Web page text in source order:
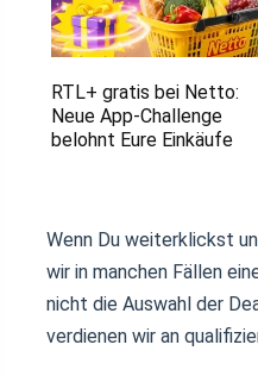
RTL+ gratis bei Netto:
Neue App-Challenge
belohnt Eure Einkäufe
Wenn Du weiterklickst
wir in manchen Fällen
nicht die Auswahl der
verdienen wir an